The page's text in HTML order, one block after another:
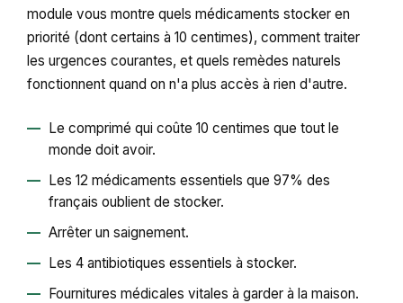
module vous montre quels médicaments stocker en
priorité (dont certains à 10 centimes), comment traiter
les urgences courantes, et quels remèdes naturels
fonctionnent quand on n'a plus accès à rien d'autre.
Le comprimé qui coûte 10 centimes que tout le
monde doit avoir.
Les 12 médicaments essentiels que 97% des
français oublient de stocker.
Arrêter un saignement.
Les 4 antibiotiques essentiels à stocker.
Fournitures médicales vitales à garder à la maison.